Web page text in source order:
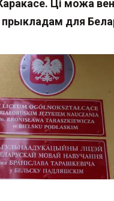
Ці можа
прыкладам для